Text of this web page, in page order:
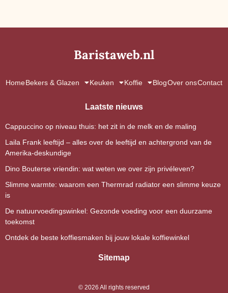
Baristaweb.nl
HomeBekers & Glazen Keuken Koffie BlogOver onsContact
Laatste nieuws
Cappuccino op niveau thuis: het zit in de melk en de maling
Laila Frank leeftijd – alles over de leeftijd en achtergrond van de
Amerika-deskundige
Dino Bouterse vriendin: wat weten we over zijn privéleven?
Slimme warmte: waarom een Thermrad radiator een slimme keuze
is
De natuurvoedingswinkel: Gezonde voeding voor een duurzame
toekomst
Ontdek de beste koffiesmaken bij jouw lokale koffiewinkel
Sitemap
© 2026 All rights reserved